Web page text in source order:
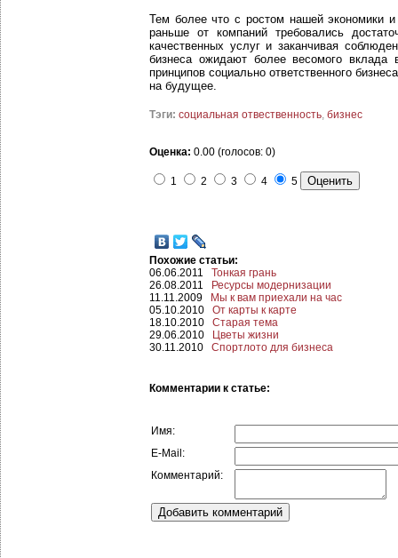
Тем более что с ростом нашей экономики
раньше от компаний требовались
качественных услуг и заканчивая
бизнеса ожидают более весомого вклада
принципов социально ответственного
на будущее.
Тэги: социальная отвественность, бизнес
Оценка: 0.00 (голосов: 0)
1 2 3 4 5
Похожие статьи:
06.06.2011 Тонкая грань
26.08.2011
Ресурсы модернизации
11.11.2009
Мы к вам приехали на час
05.10.2010 От карты к карте
18.10.2010 Старая тема
29.06.2010
Цветы жизни
30.11.2010 Спортлото для бизнеса
Комментарии к статье:
Имя:
E-Mail:
Комментарий: